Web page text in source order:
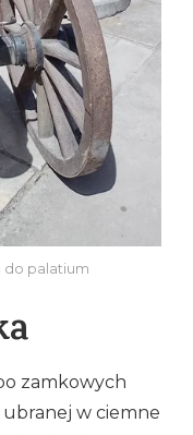
do palatium
zamkowych
ubranej w ciemne